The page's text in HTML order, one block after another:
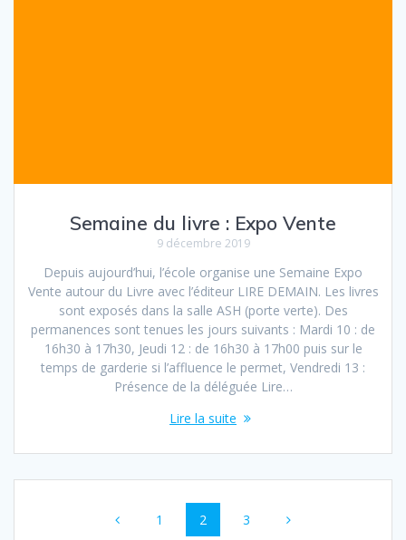
Semaine du livre : Expo Vente
9 décembre 2019
Depuis aujourd’hui, l’école organise une Semaine Expo
Vente autour du Livre avec l’éditeur LIRE DEMAIN. Les livres
sont exposés dans la salle ASH (porte verte). Des
permanences sont tenues les jours suivants : Mardi 10 : de
16h30 à 17h30, Jeudi 12 : de 16h30 à 17h00 puis sur le
temps de garderie si l’affluence le permet, Vendredi 13 :
Présence de la déléguée Lire…
Lire la suite
Page
1 Page
2 Page
3